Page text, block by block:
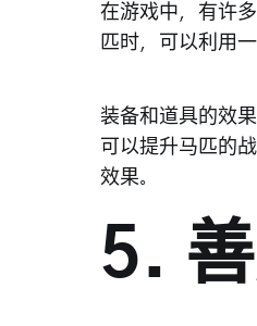
在游戏中，有许
匹时，可以利用
装备和道具的效
可以提升马匹的
效果。
5.